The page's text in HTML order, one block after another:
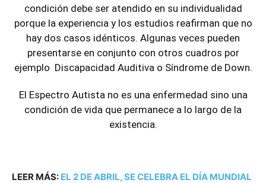
condición debe ser atendido en su individualidad
porque la experiencia y los estudios reafirman que no
hay dos casos idénticos. Algunas veces pueden
presentarse en conjunto con otros cuadros por
ejemplo Discapacidad Auditiva o Síndrome de Down.
El Espectro Autista no es una enfermedad sino una
condición de vida que permanece a lo largo de la
existencia.
LEER MÁS: EL 2 DE ABRIL, SE CELEBRA EL DÍA MUNDIAL